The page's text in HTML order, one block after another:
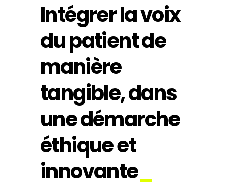
Intégrer la voix
du patient de
manière
tangible, dans
une démarche
éthique et
innovante